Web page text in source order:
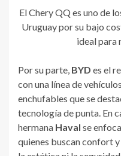
El Chery QQ es uno de
Uruguay por su bajo
ideal para
Por su parte, BYD es el
con una línea de
enchufables que se
tecnología de punta. En
hermana Haval se
quienes buscan confort